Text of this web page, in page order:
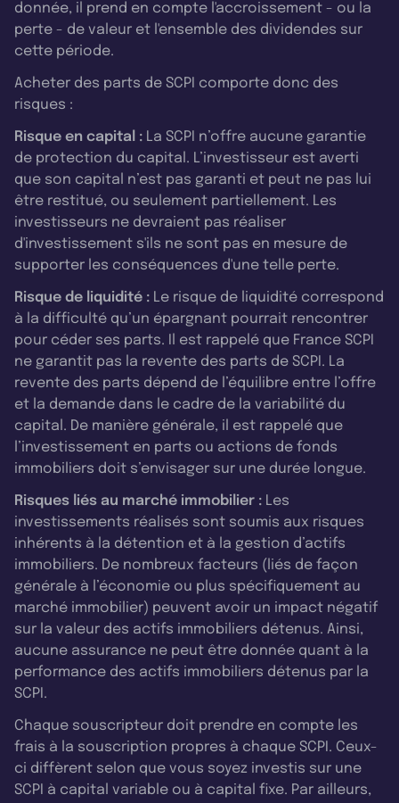
donnée, il prend en compte l'accroissement - ou la
perte - de valeur et l'ensemble des dividendes sur
cette période.
Acheter des parts de SCPI comporte donc des
risques :
Risque en capital : La SCPI n’offre aucune garantie
de protection du capital. L’investisseur est averti
que son capital n’est pas garanti et peut ne pas lui
être restitué, ou seulement partiellement. Les
investisseurs ne devraient pas réaliser
d'investissement s'ils ne sont pas en mesure de
supporter les conséquences d'une telle perte.
Risque de liquidité : Le risque de liquidité correspond
à la difficulté qu’un épargnant pourrait rencontrer
pour céder ses parts. Il est rappelé que France SCPI
ne garantit pas la revente des parts de SCPI. La
revente des parts dépend de l’équilibre entre l’offre
et la demande dans le cadre de la variabilité du
capital. De manière générale, il est rappelé que
l’investissement en parts ou actions de fonds
immobiliers doit s’envisager sur une durée longue.
Risques liés au marché immobilier : Les
investissements réalisés sont soumis aux risques
inhérents à la détention et à la gestion d’actifs
immobiliers. De nombreux facteurs (liés de façon
générale à l’économie ou plus spécifiquement au
marché immobilier) peuvent avoir un impact négatif
sur la valeur des actifs immobiliers détenus. Ainsi,
aucune assurance ne peut être donnée quant à la
performance des actifs immobiliers détenus par la
SCPI.
Chaque souscripteur doit prendre en compte les
frais à la souscription propres à chaque SCPI. Ceux-
ci diffèrent selon que vous soyez investis sur une
SCPI à capital variable ou à capital fixe. Par ailleurs,